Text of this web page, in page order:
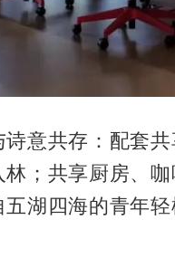
意共存：配套
；共享厨房、
湖四海的青年